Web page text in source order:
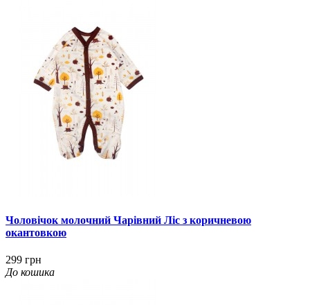
Чоловічок молочний Чарівний Ліс з коричневою
окантовкою
299 грн
До кошика